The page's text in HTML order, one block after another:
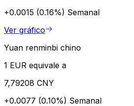
+0.0015 (0.16%) Semanal
Ver gráfico
Yuan renminbi chino
1 EUR equivale a
7,79208 CNY
+0.0077 (0.10%) Semanal